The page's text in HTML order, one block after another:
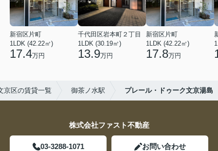
新宿区片町
1LDK (42.22㎡)
17.4万円
千代田区岩本町２丁目
1LDK (30.19㎡)
13.9万円
新宿区片町
1LDK (42.22㎡)
17.8万円
京区の賃貸一覧 御茶ノ水駅 プレール・ドゥーク文京湯島
株式会社ファスト不動産
03-3288-1071 お問い合わせ